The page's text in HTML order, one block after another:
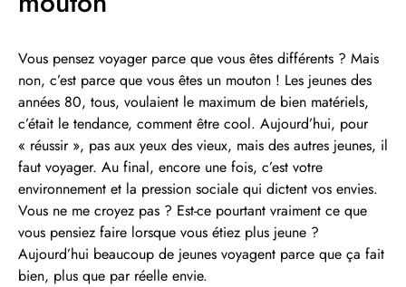
Vous pensez voyager parce que vous êtes différents ? Mais
non, c’est parce que vous êtes un mouton ! Les jeunes des
années 80, tous, voulaient le maximum de bien matériels,
c’était le tendance, comment être cool. Aujourd’hui, pour
« réussir », pas aux yeux des vieux, mais des autres jeunes, il
faut voyager. Au final, encore une fois, c’est votre
environnement et la pression sociale qui dictent vos envies.
Vous ne me croyez pas ? Est-ce pourtant vraiment ce que
vous pensiez faire lorsque vous étiez plus jeune ?
Aujourd’hui beaucoup de jeunes voyagent parce que ça fait
bien, plus que par réelle envie.